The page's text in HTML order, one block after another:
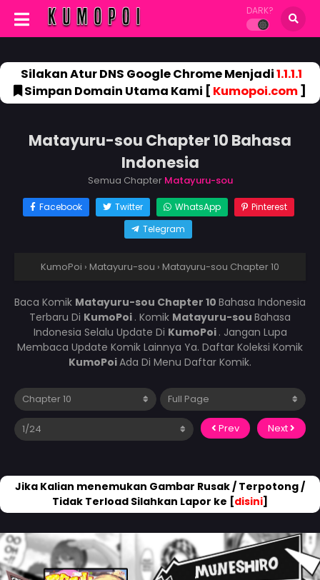
DARK?
Silakan Atur DNS Google Chrome Menjadi1.1.1.1
Simpan Domain Utama Kami [ Kumopoi.com]
Matayuru-sou Chapter 10 Bahasa
Indonesia
Semua Chapter Matayuru-sou
Facebook Twitter WhatsApp
Pinterest
Telegram
KumoPoi › Matayuru-sou › Matayuru-sou Chapter 10
Baca Komik Matayuru-sou Chapter 10 Bahasa Indonesia
Terbaru Di KumoPoi . Komik Matayuru-sou Bahasa
Indonesia Selalu Update Di KumoPoi . Jangan Lupa
Membaca Update Komik Lainnya Ya. Daftar Koleksi Komik
KumoPoiAda Di Menu Daftar Komik.
Prev Next
Jika Kalian menemukan Gambar Rusak / Terpotong /
Tidak Terload Silahkan Lapor ke [disini]